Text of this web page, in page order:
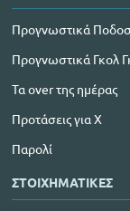
Προγνωστικά
Προγνωστικά Γκολ
Τα over της ημέρας
Προτάσεις για Χ
Παρολί
ΣΤΟΙΧΗΜΑΤΙΚΕΣ